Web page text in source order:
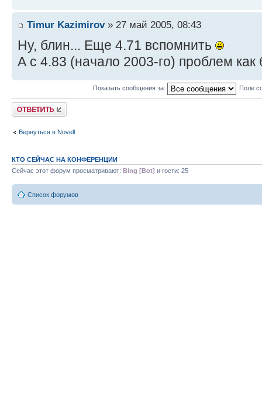
Timur Kazimirov» 27 май 2005, 08:43
Ну, блин... Еще 4.71 вспомнить
А с 4.83 (начало 2003-го) проблем как
Показать сообщения за: Поле
Ответить
Вернуться в Novell
КТО СЕЙЧАС НА КОНФЕРЕНЦИИ
Сейчас этот форум просматривают: Bing [Bot] и гости: 25
Список форумов